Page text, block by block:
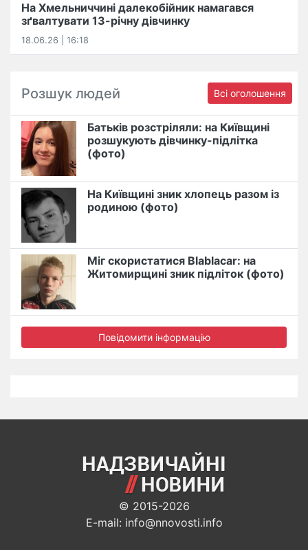
На Хмельниччині далекобійник намагався
зґвалтувати 13-річну дівчинку
18.06.26 | 16:18
Розшук людей Всі оголошення
Батьків розстріляли: на Київщині
розшукують дівчинку-підлітка
(фото)
На Київщині зник хлопець разом із
родиною (фото)
Міг скористатися Blablacar: на
Житомирщині зник підліток (фото)
Повідомити інформацію
© 2015-2026
E-mail: info@nnovosti.info